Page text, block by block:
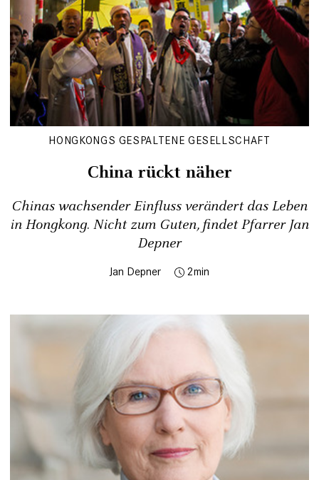
HONGKONGS GESPALTENE GESELLSCHAFT
China rückt näher
Chinas wachsender Einfluss verändert das Leben
in Hongkong. Nicht zum Guten, findet Pfarrer Jan
Depner
Jan Depner 2